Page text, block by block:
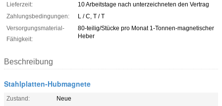
Lieferzeit:
10 Arbeitstage nach unterzeichneten den Vertrag
Zahlungsbedingungen:
L / C, T / T
Versorgungsmaterial-
Fähigkeit:
80-teilig/Stücke pro Monat 1-Tonnen-magnetischer
Heber
Beschreibung
Stahlplatten-Hubmagnete
Zustand:
Neue